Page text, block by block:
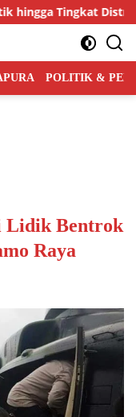
Distrik
POLITIK &
Lidik Bentrok
Raya